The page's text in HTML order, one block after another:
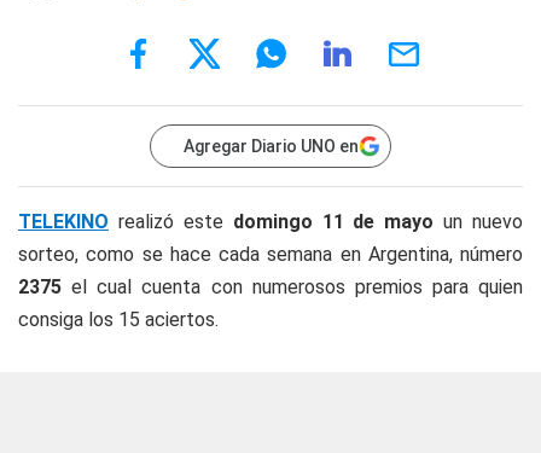
Agregar Diario UNO en
TELEKINO realizó este domingo 11 de mayoun nuevo
sorteo, como se hace cada semana en Argentina, número
2375el cual cuenta con numerosos premios para quien
consiga los 15 aciertos.